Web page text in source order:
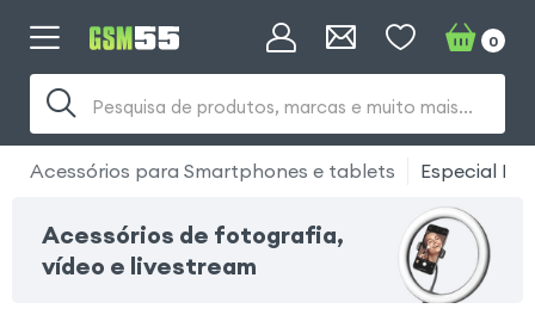
Pesquisa de produtos, marcas e muito mais...
0
Acessórios para Smartphones e tablets Especial
Acessórios de fotografia,
vídeo e livestream